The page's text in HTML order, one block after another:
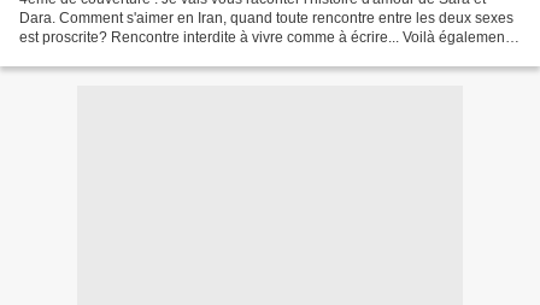
Dara. Comment s'aimer en Iran, quand toute rencontre entre les deux sexes
est proscrite? Rencontre interdite à vivre comme à écrire... Voilà également